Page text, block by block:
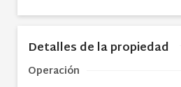
Detalles de la propiedad
Operación